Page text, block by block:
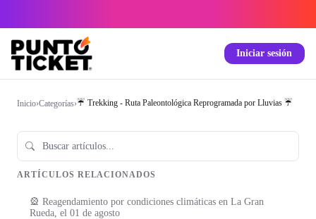
Iniciar sesión
Inicio›Categorías›☔ Trekking - Ruta Paleontológica Reprogramada por Lluvias ☔
ARTÍCULOS RELACIONADOS
🎡 Reagendamiento por condiciones climáticas en La Gran
Rueda, el 01 de agosto